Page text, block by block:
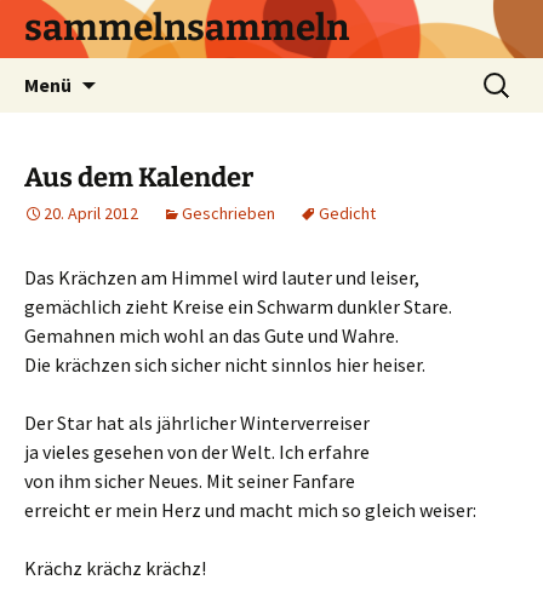
sammelnsammeln
Menü
Suchen
nach:
Aus dem Kalender
20. April 2012 Geschrieben Gedicht
Das Krächzen am Himmel wird lauter und leiser,
gemächlich zieht Kreise ein Schwarm dunkler Stare.
Gemahnen mich wohl an das Gute und Wahre.
Die krächzen sich sicher nicht sinnlos hier heiser.
Der Star hat als jährlicher Winterverreiser
ja vieles gesehen von der Welt. Ich erfahre
von ihm sicher Neues. Mit seiner Fanfare
erreicht er mein Herz und macht mich so gleich weiser:
Krächz krächz krächz!